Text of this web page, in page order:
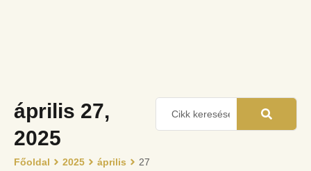
április 27,
2025
Főoldal 2025 április 27